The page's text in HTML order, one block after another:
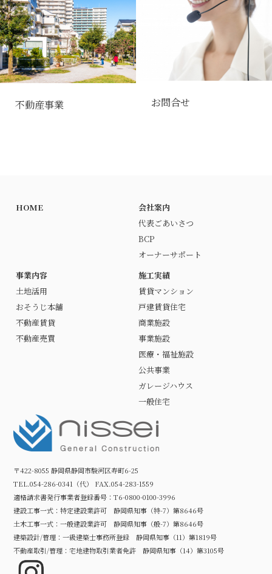
不動産事業 お問合せ
HOME
会社案内
代表ごあいさつ
BCP
オーナーサポート
事業内容
土地活用
おそうじ本舗
不動産賃貸
不動産売買
施工実績
賃貸マンション
戸建賃貸住宅
商業施設
事業施設
医療・福祉施設
公共事業
ガレージハウス
一般住宅
〒422-8055 静岡県静岡市駿河区寿町6-25
TEL.054-286-0341（代） FAX.054-283-1559
適格請求書発行事業者登録番号：T6-0800-0100-3996
建設工事一式：特定建設業許可 静岡県知事（特-7）第8646号
土木工事一式：一般建設業許可 静岡県知事（般-7）第8646号
建築設計/管理：一級建築士事務所登録 静岡県知事（11）第1819号
不動産取引/管理：宅地建物取引業者免許 静岡県知事（14）第3105号